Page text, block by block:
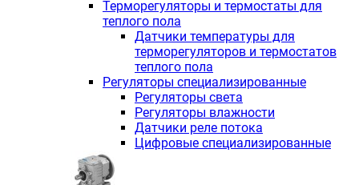
Терморегуляторы и термостаты для
теплого пола
Датчики температуры для
терморегуляторов и термостатов
теплого пола
Регуляторы специализированные
Регуляторы света
Регуляторы влажности
Датчики реле потока
Цифровые специализированные